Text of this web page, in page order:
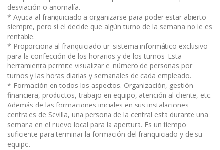
desviación o anomalía.
* Ayuda al franquiciado a organizarse para poder estar abierto
siempre, pero si el decide que algún turno de la semana no le es
rentable.
* Proporciona al franquiciado un sistema informático exclusivo
para la confección de los horarios y de los turnos. Esta
herramienta permite visualizar el número de personas por
turnos y las horas diarias y semanales de cada empleado.
* Formación en todos los aspectos. Organización, gestión
financiera, productos, trabajo en equipo, atención al cliente, etc.
Además de las formaciones iniciales en sus instalaciones
centrales de Sevilla, una persona de la central esta durante una
semana en el nuevo local para la apertura. Es un tiempo
suficiente para terminar la formación del franquiciado y de su
equipo.